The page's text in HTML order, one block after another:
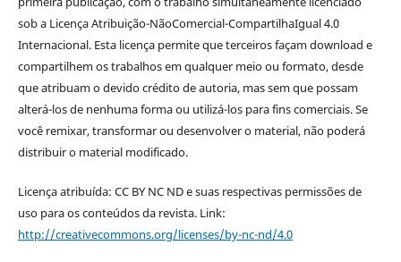
sob a Licença Atribuição-NãoComercial-CompartilhaIgual 4.0
Internacional. Esta licença permite que terceiros façam download e
compartilhem os trabalhos em qualquer meio ou formato, desde
que atribuam o devido crédito de autoria, mas sem que possam
alterá-los de nenhuma forma ou utilizá-los para fins comerciais. Se
você remixar, transformar ou desenvolver o material, não poderá
distribuir o material modificado.
Licença atribuída: CC BY NC ND e suas respectivas permissões de
uso para os conteúdos da revista. Link:
http://creativecommons.org/licenses/by-nc-nd/4.0